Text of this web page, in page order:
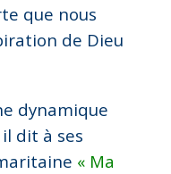
que nous
de Dieu
dynamique
dit à ses
« Ma